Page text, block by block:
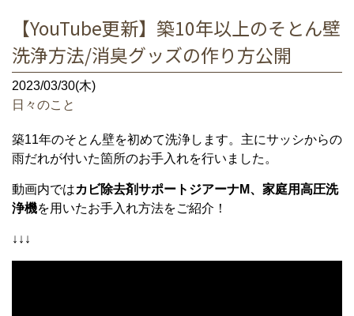
【YouTube更新】築10年以上のそとん壁
洗浄方法/消臭グッズの作り方公開
2023/03/30(木)
日々のこと
築11年のそとん壁を初めて洗浄します。主にサッシからの
雨だれが付いた箇所のお手入れを行いました。
動画内ではカビ除去剤サポートジアーナM、家庭用高圧洗
浄機を用いたお手入れ方法をご紹介！
↓↓↓